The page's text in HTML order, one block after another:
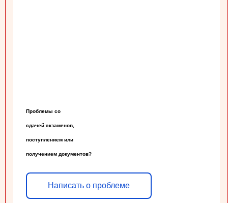
Проблемы со
сдачей экзаменов,
поступлением или
получением документов?
Написать о проблеме